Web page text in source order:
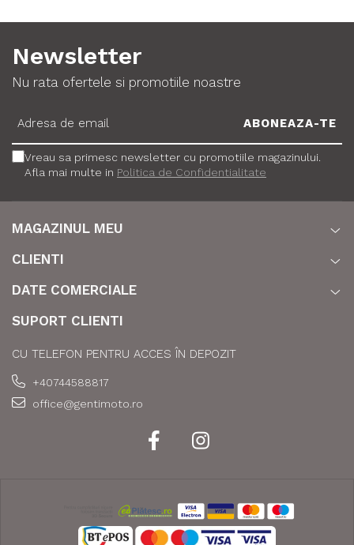
Newsletter
Nu rata ofertele si promotiile noastre
Vreau sa primesc newsletter cu promotiile magazinului.
Afla mai multe in Politica de Confidentialitate
MAGAZINUL MEU
CLIENTI
DATE COMERCIALE
SUPORT CLIENTI
CU TELEFON PENTRU ACCES ÎN DEPOZIT
+40744588817
office@gentimoto.ro